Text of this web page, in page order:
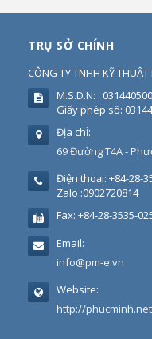
TRỤ SỞ CHÍNH
CÔNG TY TNHH KỸ
M.S.D.N: :
Giấy phép số:
Địa chỉ:
69 Đường T4A -
Điện thoại: +84-28-
Zalo :0902720814
Fax: +84-28-3535-
Email:
info@pm-e.vn
Website:
http://phucminh.net